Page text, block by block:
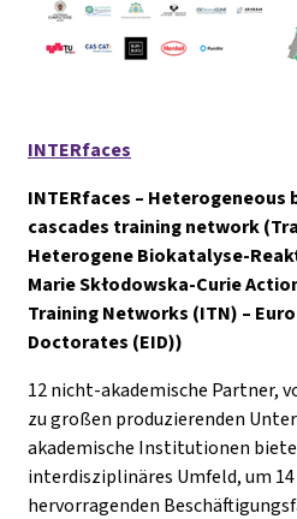
INTERfaces
INTERfaces –
cascades training network
Heterogene Biokatalyse-
Marie Skłodowska-Curie
Training Networks (ITN) –
Doctorates (EID))
12 nicht-akademische Partner,
zu großen produzierenden
akademische Institutionen
interdisziplinäres Umfeld, um
hervorragenden